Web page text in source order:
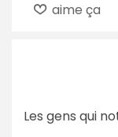
aime ça
Les gens qui